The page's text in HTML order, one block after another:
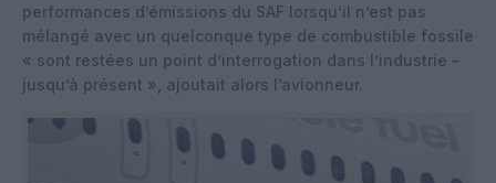
performances d’émissions du SAF lorsqu’il n’est pas
mélangé avec un quelconque type de combustible fossile
« sont restées un point d’interrogation dans l’industrie –
jusqu’à présent », ajoutait alors l’avionneur.